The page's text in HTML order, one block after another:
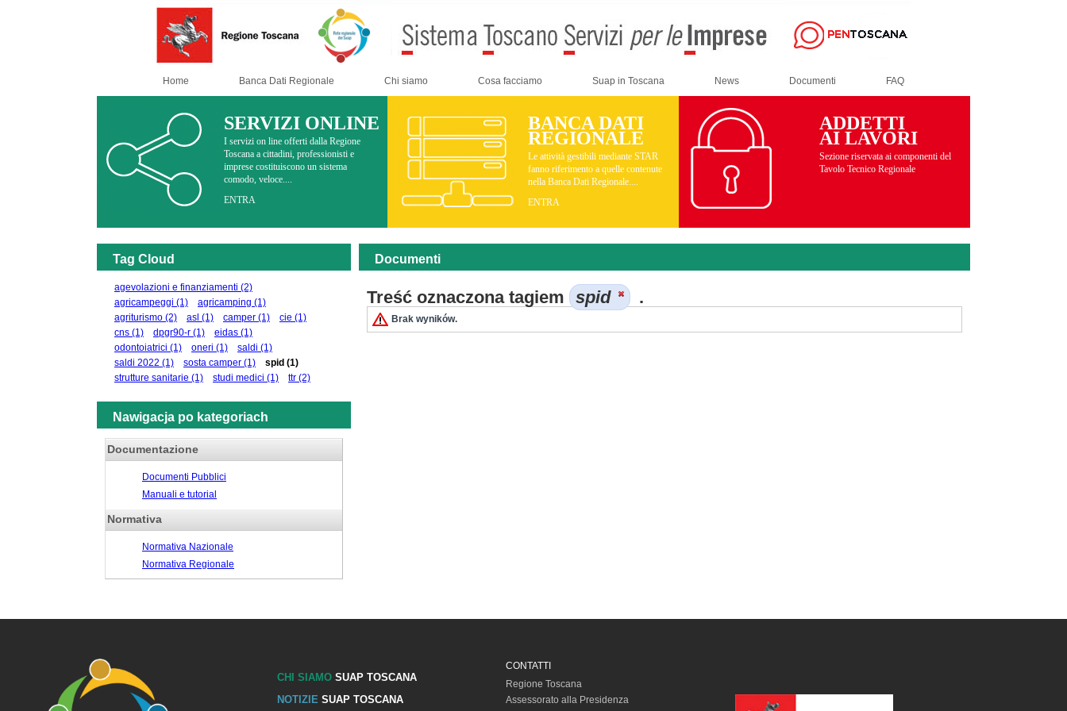
Home Banca Dati Regionale Chi siamo Cosa facciamo Suap in Toscana News Documenti FAQ
ADDETTI
AI LAVORI
Sezione riservata ai componenti del
Tavolo Tecnico Regionale
SERVIZI ONLINE
I servizi on line offerti dalla Regione
Toscana a cittadini, professionisti e
imprese costituiscono un sistema
comodo, veloce....
ENTRA
BANCA DATI
REGIONALE
Le attività gestibili mediante STAR
fanno riferimento a quelle contenute
nella Banca Dati Regionale....
ENTRA
Tag Cloud
agevolazioni e finanziamenti (2)
agricampeggi (1) agricamping (1)
agriturismo (2) asl (1) camper (1) cie (1)
cns (1) dpgr90-r (1) eidas (1)
odontoiatrici (1) oneri (1) saldi (1)
saldi 2022 (1) sosta camper (1) spid (1)
strutture sanitarie (1) studi medici (1) ttr (2)
Nawigacja po kategoriach
Documentazione
Documenti Pubblici
Manuali e tutorial
Normativa
Normativa Nazionale
Normativa Regionale
Documenti
Treść oznaczona tagiem spid .
Brak wyników.
CHI SIAMOSUAP TOSCANA
NOTIZIE SUAP TOSCANA
CONTATTI
Regione Toscana
Assessorato alla Presidenza